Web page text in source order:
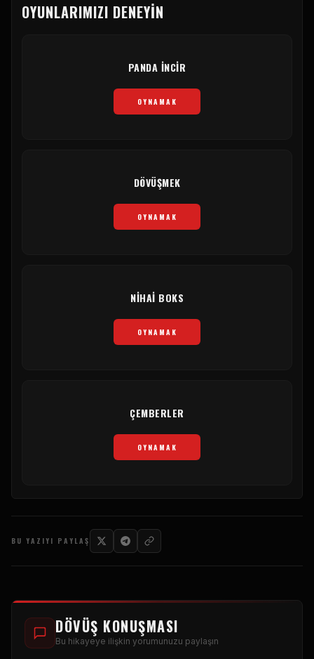
OYUNLARIMIZI DENEYIN
PANDA INCIR
OYNAMAK
DÖVÜŞMEK
OYNAMAK
NIHAI BOKS
OYNAMAK
ÇEMBERLER
OYNAMAK
BU YAZIYI PAYLAŞ
DÖVÜŞ KONUŞMASI
Bu hikayeye ilişkin yorumunuzu paylaşın